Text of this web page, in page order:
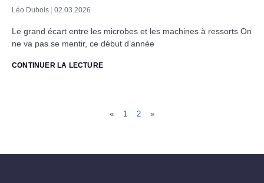
Léo Dubois 02.03.2026
Le grand écart entre les microbes et les machines à ressorts On
ne va pas se mentir, ce début d’année
CONTINUER LA LECTURE
« 1 2 »